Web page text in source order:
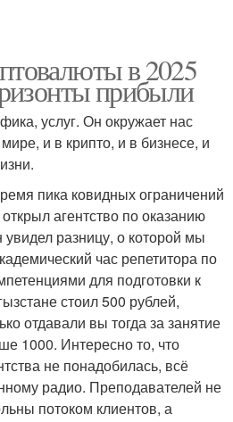
в 2025
прибыли
услуг. Он окружает нас
и в крипто, и в бизнесе, и
пика ковидных ограничений
агентство по оказанию
увидел разницу, о которой мы
час репетитора по
для подготовки к
стоил 500 рублей,
отдавали вы тогда за занятие
1000. Интересно то, что
не понадобилась, всё
радио. Преподавателей не
потоком клиентов, а